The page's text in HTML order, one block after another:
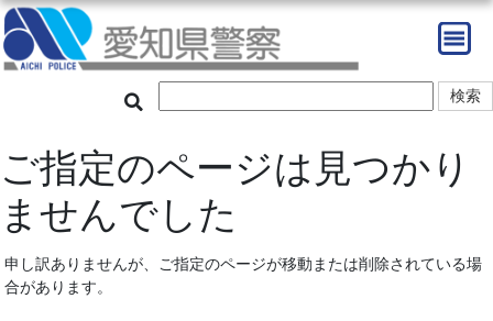
ご指定のページは見つかり
ませんでした
申し訳ありませんが、ご指定のページが移動または削除されている場
合があります。